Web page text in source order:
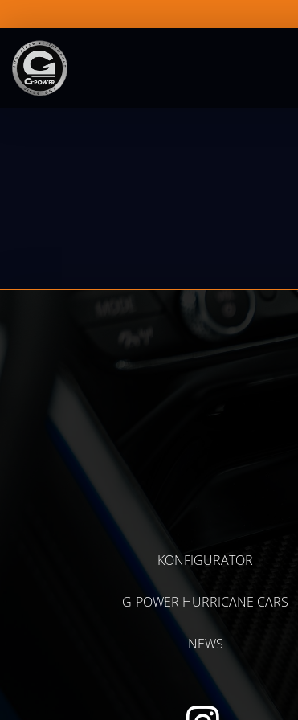
KONFIGURATOR
G-POWER HURRICANE CARS
NEWS